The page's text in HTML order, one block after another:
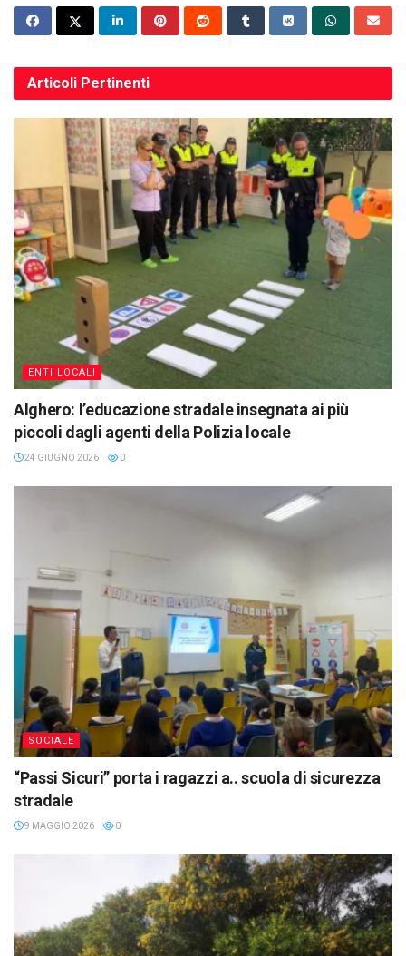
Articoli Pertinenti
ENTI LOCALI
Alghero: l’educazione stradale insegnata ai più
piccoli dagli agenti della Polizia locale
24 GIUGNO 2026 0
SOCIALE
“Passi Sicuri” porta i ragazzi a.. scuola di sicurezza
stradale
9 MAGGIO 2026 0